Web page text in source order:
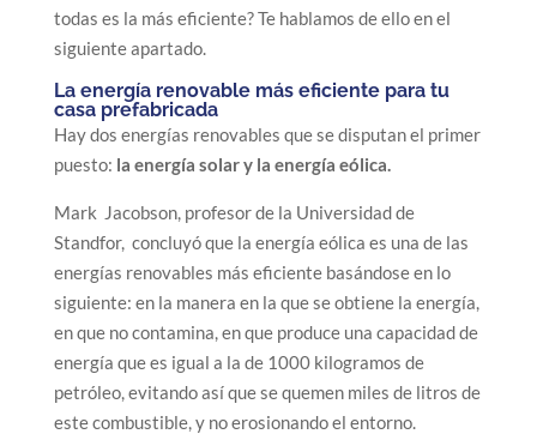
todas es la más eficiente? Te hablamos de ello en el
siguiente apartado.
La energía renovable más eficiente para tu
casa prefabricada
Hay dos energías renovables que se disputan el primer
puesto: la energía solar y la energía eólica.
Mark Jacobson, profesor de la Universidad de
Standfor, concluyó que la energía eólica es una de las
energías renovables más eficiente basándose en lo
siguiente: en la manera en la que se obtiene la energía,
en que no contamina, en que produce una capacidad de
energía que es igual a la de 1000 kilogramos de
petróleo, evitando así que se quemen miles de litros de
este combustible, y no erosionando el entorno.